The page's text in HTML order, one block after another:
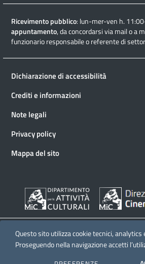
Ricevimento pubblico: lun-mer-ven h.
appuntamento, da concordarsi via mail o a
funzionario responsabile o referente di
Dichiarazione di accessibilità
Crediti e informazioni
Note legali
Privacy policy
Mappa del sito
© 2026 Direzione generale
Questo sito utilizza cookie tecnici, analytics
Proseguendo nella navigazione accetti